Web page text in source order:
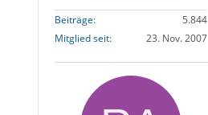
Beiträge
5.844
Mitglied seit
23. Nov. 2007